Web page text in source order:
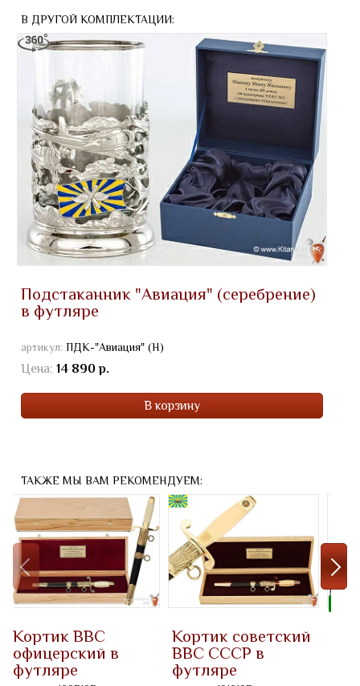
В ДРУГОЙ КОМПЛЕКТАЦИИ:
Подстаканник "Авиация" (серебрение)
в футляре
артикул: ПДК-"Авиация" (Н)
Цена: 14 890 р.
В корзину
ТАКЖЕ МЫ ВАМ РЕКОМЕНДУЕМ:
Кортик ВВС
офицерский в
футляре
Кортик советский
ВВС СССР в
футляре